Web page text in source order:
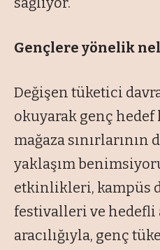
Gençlere yönelik
Değişen tüketici
okuyarak genç
mağaza sınırlarının
yaklaşım
etkinlikleri, kampüs
festivalleri ve
aracılığıyla, genç